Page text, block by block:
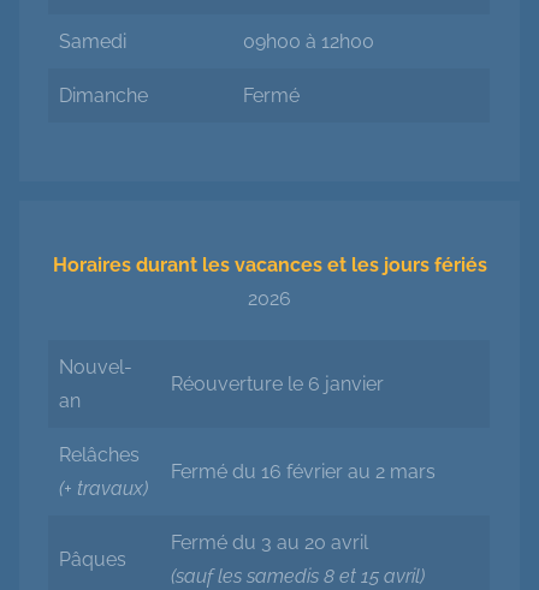
Samedi 09h00 à 12h00
Dimanche Fermé
Horaires durant les vacances et les jours fériés
2026
Nouvel-
an
Réouverture le 6 janvier
Relâches
(+ travaux)
Fermé du 16 février au 2 mars
Pâques
Fermé du 3 au 20 avril
(sauf les samedis 8 et 15 avril)